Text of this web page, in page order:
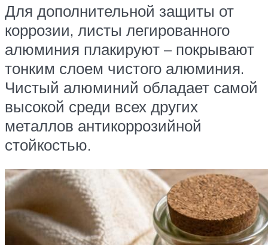
Для дополнительной защиты от
коррозии, листы легированного
алюминия плакируют – покрывают
тонким слоем чистого алюминия.
Чистый алюминий обладает самой
высокой среди всех других
металлов антикоррозийной
стойкостью.